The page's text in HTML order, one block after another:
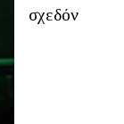
σχεδόν